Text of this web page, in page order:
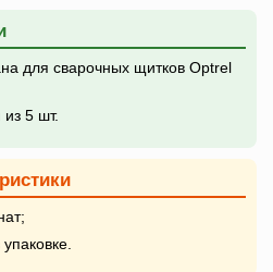
для сварочных щитков Optrel
5 шт.